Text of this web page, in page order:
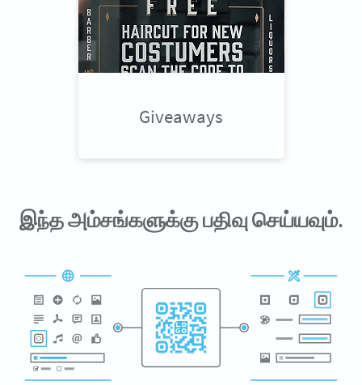
Giveaways
இந்த அம்சங்களுக்கு பதிவு செய்யவும்.